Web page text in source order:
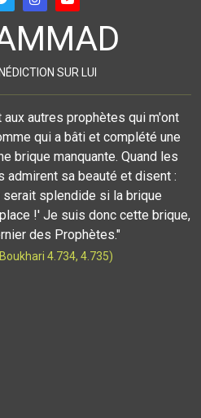
SUR LUI
autres prophètes qui m'ont
qui a bâti et complété une
brique manquante. Quand les
admirent sa beauté et disent :
splendide si la brique
!' Je suis donc cette brique,
des Prophètes."
4.734, 4.735)